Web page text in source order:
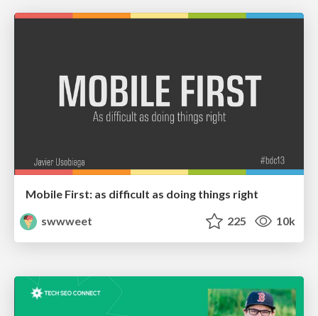
Mobile First: as difficult as doing things right
swwweet
225 10k